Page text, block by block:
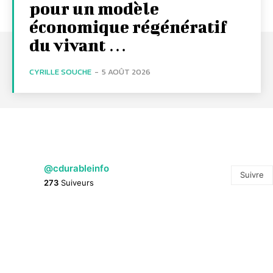
pour un modèle
économique régénératif
du vivant …
CYRILLE SOUCHE - 5 AOÛT 2026
@cdurableinfo
273 Suiveurs
Suivre